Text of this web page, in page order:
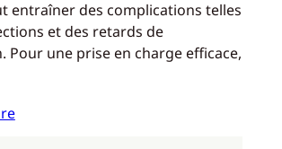
entraîner des complications telles
et des retards de
Pour une prise en charge efficace,